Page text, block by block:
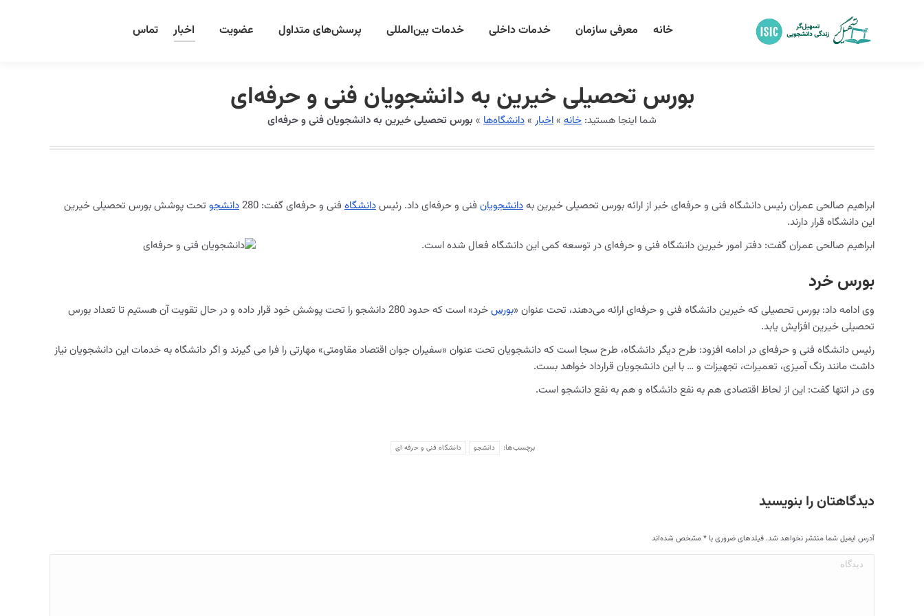
خانه معرفی سازمان خدمات داخلی خدمات بین‌المللی پرسش‌های متداول عضویت اخبار تماس
بورس تحصیلی خیرین به دانشجویان فنی و حرفه‌ای
شما اینجا هستید: خانه »اخبار »دانشگاه‌ها » بورس تحصیلی خیرین به دانشجویان فنی و حرفه‌ای
ابراهیم صالحی عمران رئیس دانشگاه فنی و حرفه‌ای خبر از ارائه بورس تحصیلی خیرین بهدانشجویان فنی و حرفه‌ای داد. رئیسدانشگاه فنی و حرفه‌ای گفت: 280 دانشجو تحت پوشش بورس تحصیلی خیرین
این دانشگاه قرار دارند.
ابراهیم صالحی عمران گفت: دفتر امور خیرین دانشگاه فنی و حرفه‌ای در توسعه کمی این دانشگاه فعال شده است.
بورس خرد
وی ادامه داد: بورس تحصیلی که خیرین دانشگاه فنی و حرفه‌ای ارائه می‌دهند، تحت عنوان «بورس
خرد» است که حدود 280 دانشجو را تحت پوشش خود قرار داده و در حال تقویت آن هستیم تا تعداد بورس
تحصیلی خیرین افزایش یابد.
رئیس دانشگاه فنی و حرفه‌ای در ادامه افزود: طرح دیگر دانشگاه، طرح سجا است که دانشجویان تحت عنوان «سفیران جوان اقتصاد مقاومتی» مهارتی را فرا می گیرند و اگر دانشگاه به خدمات این دانشجویان نیاز
داشت مانند رنگ آمیزی، تعمیرات، تجهیزات و … با این دانشجویان قرارداد خواهد بست.
وی در انتها گفت: این از لحاظ اقتصادی هم به نفع دانشگاه و هم به نفع دانشجو است.
برچسب‌ها: دانشجو دانشگاه فنی و حرفه ای
دیدگاهتان را بنویسید
آدرس ایمیل شما منتشر نخواهد شد. فیلدهای ضروری با*مشخص شده‌اند
دیدگاه